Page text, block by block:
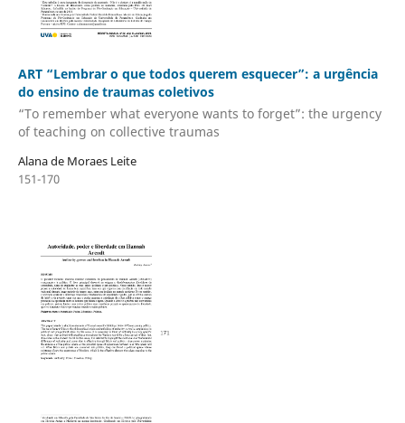
ART “Lembrar o que todos querem esquecer”: a urgência
do ensino de traumas coletivos
“To remember what everyone wants to forget”: the urgency
of teaching on collective traumas
Alana de Moraes Leite
151-170